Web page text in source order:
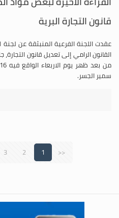
قانون التجارة البرية
عقدت اللجنة الفرعية المنبثقة عن
القانون الرامي إلى تعديل قانون
سمير الجسر.
<<
1
2
3